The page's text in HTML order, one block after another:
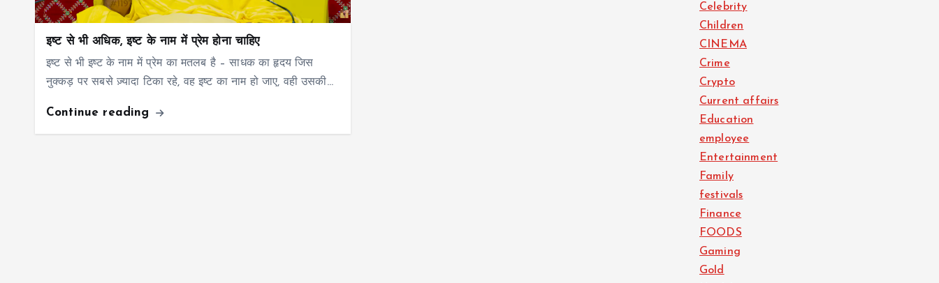
इष्ट से भी अधिक, इष्ट के नाम में प्रेम होना चाहिए
इष्ट से भी इष्ट के नाम में प्रेम का मतलब है – साधक का हृदय जिस
नुक्कड़ पर सबसे ज़्यादा टिका रहे, वह इष्ट का नाम हो जाए, वही उसकी…
Continue reading
Celebrity
Children
CINEMA
Crime
Crypto
Current affairs
Education
employee
Entertainment
Family
festivals
Finance
FOODS
Gaming
Gold